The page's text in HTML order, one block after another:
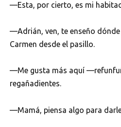
—Esta, por cierto, es mi
—Adrián, ven, te enseño
Carmen desde el pasillo.
—Me gusta más aquí
regañadientes.
—Mamá, piensa algo para